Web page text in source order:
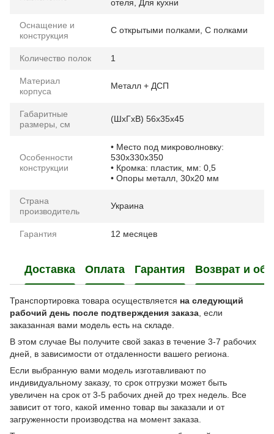
отеля
Для кухни
Оснащение и
конструкция
С открытыми полками С полками
Количество полок 1
Материал
корпуса
Металл + ДСП
Габаритные
размеры, см
(ШхГхВ) 56х35х45
Особенности
конструкции
• Место под микроволновку:
530х330х350
• Кромка: пластик, мм: 0,5
• Опоры металл, 30х20 мм
Страна
производитель
Украина
Гарантия 12 месяцев
Доставка Оплата Гарантия Возврат и
Транспортировка товара осуществляется на следующий
рабочий день после подтверждения заказа , если
заказанная вами модель есть на складе.
В этом случае Вы получите свой заказ в течение 3-7 рабочих
дней, в зависимости от отдаленности вашего региона.
Если выбранную вами модель изготавливают по
индивидуальному заказу, то срок отгрузки может быть
увеличен на срок от 3-5 рабочих дней до трех недель. Все
зависит от того, какой именно товар вы заказали и от
загруженности производства на момент заказа.